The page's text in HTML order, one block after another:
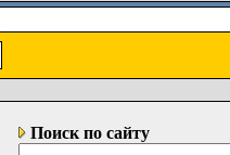
Поиск по сайту